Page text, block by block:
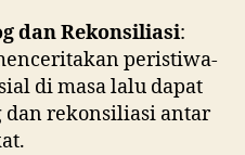
dan Rekonsiliasi:
peristiwa-
di masa lalu dapat
rekonsiliasi antar